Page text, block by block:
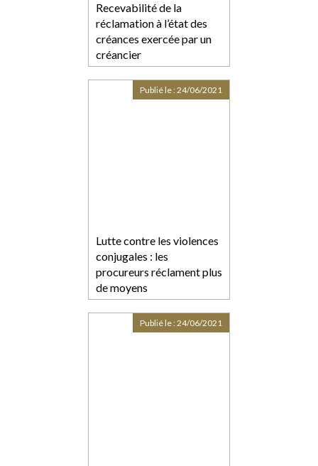
Recevabilité de la
réclamation à l’état des
créances exercée par un
créancier
Lutte contre les violences
conjugales : les
procureurs réclament plus
de moyens
Publié le :24/06/2021
Publié le :24/06/2021